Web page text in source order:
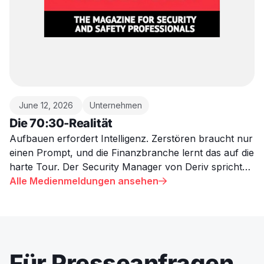
June 12, 2026 Unternehmen
Die 70:30-Realität
Aufbauen erfordert Intelligenz. Zerstören braucht nur
einen Prompt, und die Finanzbranche lernt das auf die
harte Tour. Der Security Manager von Deriv spricht
über die Realität der KI-Bedrohung, die die meisten
Alle Medienmeldungen ansehen